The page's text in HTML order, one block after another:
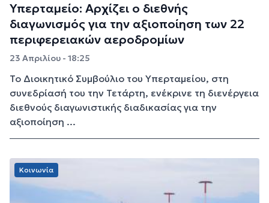
Υπερταμείο: Αρχίζει ο διεθνής
διαγωνισμός για την αξιοποίηση των 22
περιφερειακών αεροδρομίων
23 Απριλίου - 18:25
Το Διοικητικό Συμβούλιο του Υπερταμείου, στη
συνεδρίασή του την Τετάρτη, ενέκρινε τη διενέργεια
διεθνούς διαγωνιστικής διαδικασίας για την
αξιοποίηση ...
Κοινωνία